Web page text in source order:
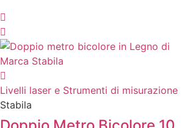
Livelli laser e Strumenti di misurazione
Stabila